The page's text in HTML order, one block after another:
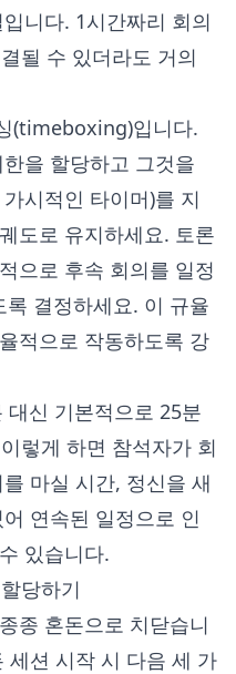
니다. 1시간짜리 회의
될 수 있더라도 거의
(timeboxing)입니다.
을 할당하고 그것을
시적인 타이머)를 지
도로 유지하세요. 토론
으로 후속 회의를 일정
결정하세요. 이 규율
적으로 작동하도록 강
신 기본적으로 25분
렇게 하면 참석자가 회
마실 시간, 정신을 새
연속된 일정으로 인
있습니다.
당하기
종 혼돈으로 치닫습니
세션 시작 시 다음 세 가